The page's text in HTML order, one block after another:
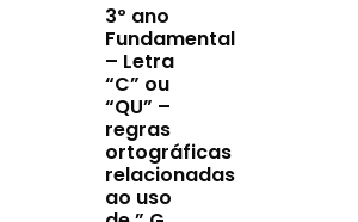
3º ano
Fundamental
– Letra
“C” ou
“QU” –
regras
ortográficas
relacionadas
ao uso